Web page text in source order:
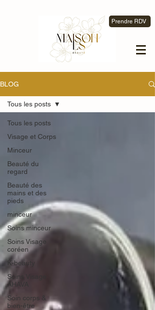
Prendre RDV
BLOG
Tous les posts
Visage et Corps
Minceur
Beauté du
regard
Beauté des
mains et des
pieds
minceur
Soins minceur
Soins Visage
coréen
K-beauty
Soins Visage
AHAVA
Soin corps &
bien-être
Tous les posts